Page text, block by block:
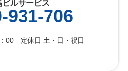
ビルサービス
931-706
00 定休日 土・日・祝日